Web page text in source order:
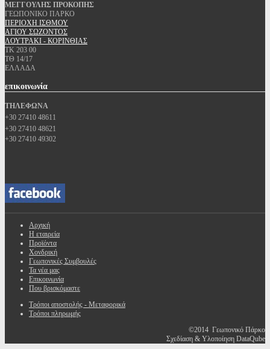
ΜΕΓΓΟΥΛΗΣ ΠΡΟΚΟΠΗΣ
ΓΕΩΠΟΝΙΚΟ ΠΑΡΚΟ
ΠΕΡΙΟΧΗ ΙΣΘΜΟΥ
ΑΓΙΟΥ ΣΩΖΟΝΤΟΣ
ΛΟΥΤΡΑΚΙ - ΚΟΡΙΝΘΙΑΣ
ΤΚ 203 00
ΤΘ 14/17
ΕΛΛΑΔΑ
επικοινωνία
ΤΗΛΕΦΩΝΑ
+30 27410 48611
+30 27410 48621
+30 27410 49302
Αρχική
Η εταιρεία
Προϊόντα
Χονδρική
Γεωπονικές Συμβουλές
Τα νέα μας
Επικοινωνία
Που βρισκόμαστε
Τρόποι αποστολής - Μεταφορικά
Τρόποι πληρωμής
©2014 Γεωπονικό Πάρκο
Σχεδίαση & Υλοποίηση DataQube